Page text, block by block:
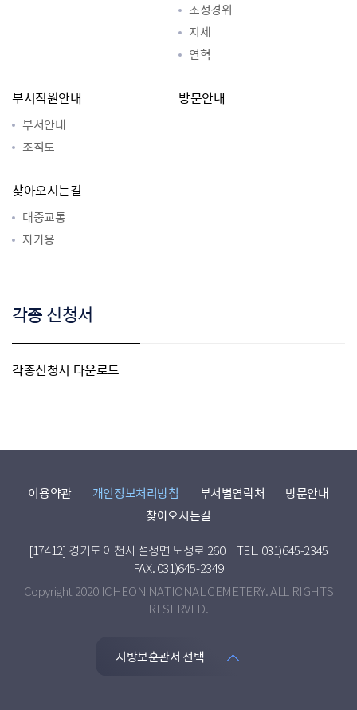
조성경위
지세
연혁
부서직원안내
부서안내
조직도
방문안내
찾아오시는길
대중교통
자가용
각종 신청서
각종신청서 다운로드
이용약관 개인정보처리방침 부서별연락처
방문안내
찾아오시는길
[17412] 경기도 이천시 설성면 노성로 260
TEL. 031)645-2345
FAX. 031)645-2349
Copyright 2020 ICHEON NATIONAL CEMETERY. ALL RIGHTS
RESERVED.
지방보훈관서 선택